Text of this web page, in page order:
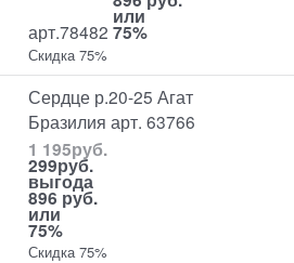
арт.78482
или
75%
Скидка 75%
Сердце р.20-25 Агат
Бразилия арт. 63766
1 195руб.
299руб.
выгода
896 руб.
или
75%
Скидка 75%